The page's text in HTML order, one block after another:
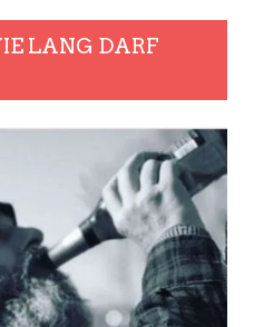
LANG DARF